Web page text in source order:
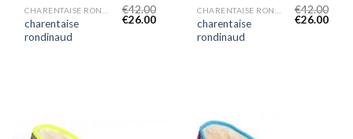
charentaise
rondinaud
€42.00
€26.00
charentaise
rondinaud
€42.00
€26.00